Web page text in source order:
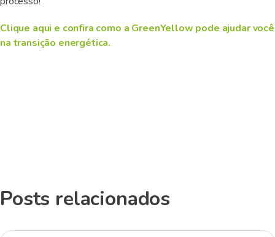
Clique aqui e confira como a GreenYellow pode ajudar você
na transição energética.
Posts relacionados